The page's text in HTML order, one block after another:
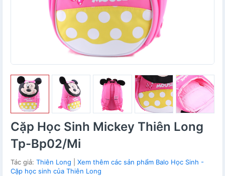
Cặp Học Sinh Mickey Thiên Long
Tp-Bp02/Mi
Tác giả: Thiên Long
Xem thêm các sản phẩm Balo Học Sinh -
Cặp học sinh của Thiên Long